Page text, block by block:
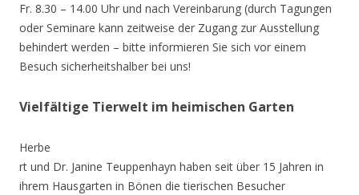
Fr. 8.30 – 14.00 Uhr und nach Vereinbarung (durch Tagungen
oder Seminare kann zeitweise der Zugang zur Ausstellung
behindert werden – bitte informieren Sie sich vor einem
Besuch sicherheitshalber bei uns!
Vielfältige Tierwelt im heimischen Garten
Herbe
rt und Dr. Janine Teuppenhayn haben seit über 15 Jahren in
ihrem Hausgarten in Bönen die tierischen Besucher